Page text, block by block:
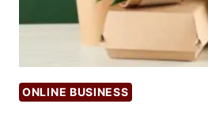
?
|
S
E
L
प्र
भा
वी
ली
ड
ONLINE BUSINESS